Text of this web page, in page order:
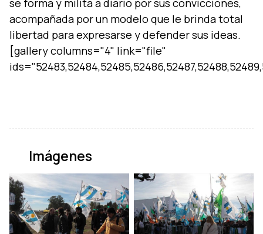
se forma y milita a diario por sus convicciones,
acompañada por un modelo que le brinda total
libertad para expresarse y defender sus ideas.
[gallery columns="4" link="file"
Imágenes